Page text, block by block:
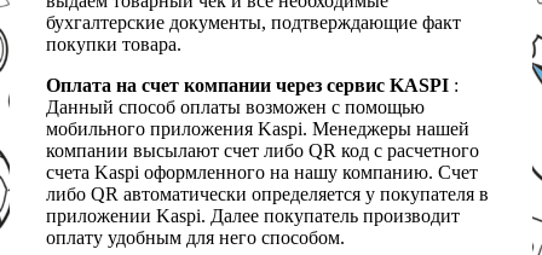
бухгалтерские документы, подтверждающие факт
покупки товара.
Оплата на счет компании через сервис KASPI :
Данный способ оплаты возможен с помощью
мобильного приложения Kaspi. Менеджеры нашей
компании высылают счет либо QR код с расчетного
счета Kaspi оформленного на нашу компанию. Счет
либо QR автоматически определяется у покупателя в
приложении Kaspi. Далее покупатель производит
оплату удобным для него способом.